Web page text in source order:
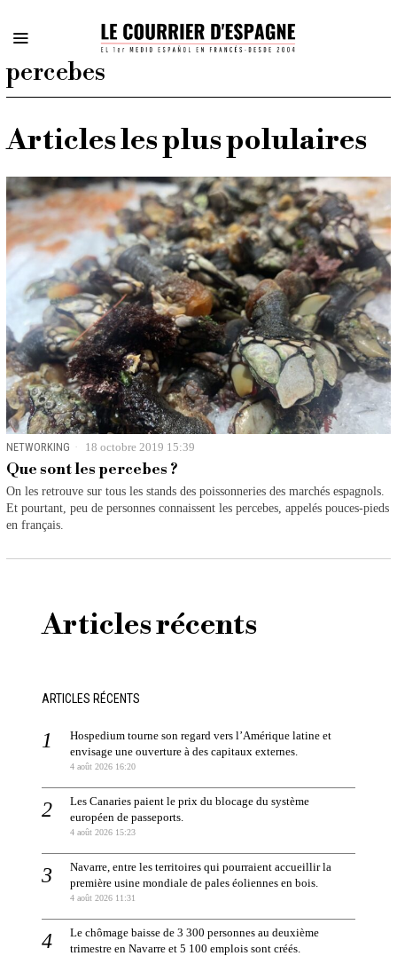
percebes
Articles les plus polulaires
NETWORKING 18 octobre 2019 15:39
Que sont les percebes ?
On les retrouve sur tous les stands des poissonneries des marchés espagnols.
Et pourtant, peu de personnes connaissent les percebes, appelés pouces-pieds
en français.
Articles récents
ARTICLES RÉCENTS
Hospedium tourne son regard vers l’Amérique latine et
envisage une ouverture à des capitaux externes.
4 août 2026 16:20
Les Canaries paient le prix du blocage du système
européen de passeports.
4 août 2026 15:23
Navarre, entre les territoires qui pourraient accueillir la
première usine mondiale de pales éoliennes en bois.
4 août 2026 11:31
Le chômage baisse de 3 300 personnes au deuxième
trimestre en Navarre et 5 100 emplois sont créés.